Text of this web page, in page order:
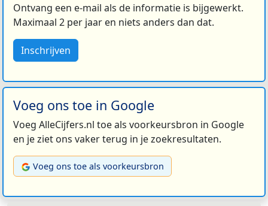
Ontvang een e-mail als de informatie is bijgewerkt.
Maximaal 2 per jaar en niets anders dan dat.
Inschrijven
Voeg ons toe in Google
Voeg AlleCijfers.nl toe als voorkeursbron in Google
en je ziet ons vaker terug in je zoekresultaten.
Voeg ons toe als voorkeursbron